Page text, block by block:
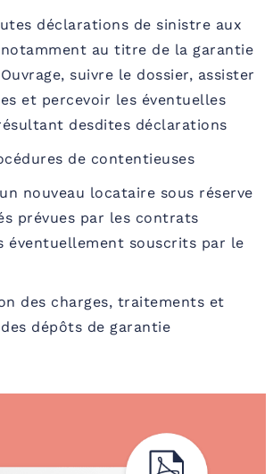
déclarations de sinistre aux
notamment au titre de la garantie
suivre le dossier, assister
et percevoir les éventuelles
desdites déclarations
de contentieuses
nouveau locataire sous réserve
prévues par les contrats
éventuellement souscrits par le
des charges, traitements et
dépôts de garantie